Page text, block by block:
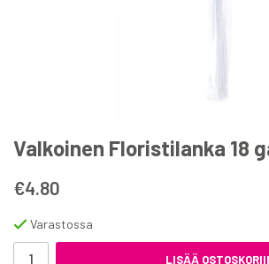
Valkoinen Floristilanka 18
€4.80
Varastossa
LISÄÄ